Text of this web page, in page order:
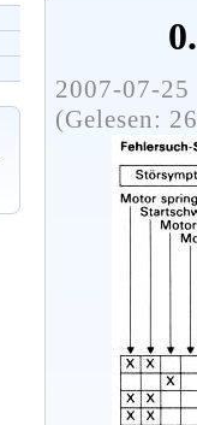
2007-07-
(Gelesen: